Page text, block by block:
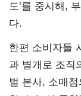
도’를 중시해,
다.
한편 소비자들
과 별개로 조직
벌 본사, 소매